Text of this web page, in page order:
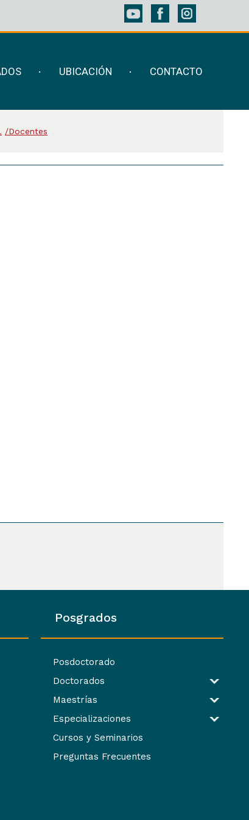
UBICACIÓN CONTACTO
Docentes
Posgrados
Posdoctorado
Doctorados
Maestrías
Especializaciones
Cursos y Seminarios
Preguntas Frecuentes